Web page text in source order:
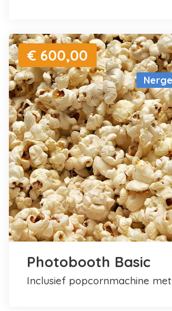
€ 600,00
Photobooth Basic
inclusief popcornmachine